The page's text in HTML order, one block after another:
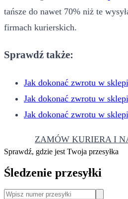
tańsze do nawet 70% niż te
firmach kurierskich.
Sprawdź także:
Jak dokonać zwrotu w
Jak dokonać zwrotu w
Jak dokonać zwrotu w
ZAMÓW KURIERA I
Sprawdź, gdzie jest Twoja przesyłka
Śledzenie przesyłki